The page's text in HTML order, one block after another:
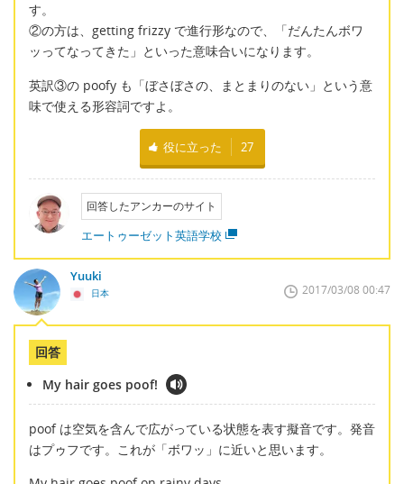
す。
②の方は、getting frizzy で進行形なので、「だんたんボワ
ッってなってきた」といった意味合いになります。
英訳③の poofy も「ぼさぼさの、まとまりのない」という意
味で使える形容詞ですよ。
役に立った 27
回答したアンカーのサイト
エートゥーゼット英語学校
Yuuki
日本 2017/03/08 00:47
回答
My hair goes poof!
poof は空気を含んで広がっている状態を表す擬音です。発音
はプゥフです。これが「ボワッ」に近いと思います。